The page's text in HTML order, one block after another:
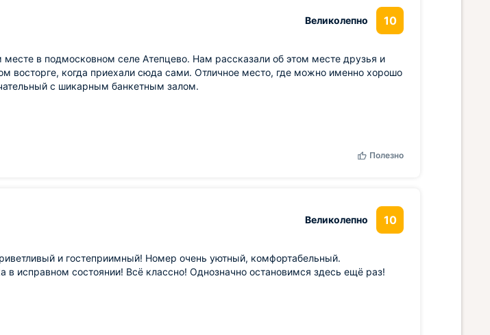
Великолепно 10
месте в подмосковном селе Атепцево. Нам рассказали об этом месте друзья и
восторге, когда приехали сюда сами. Отличное место, где можно именно хорошо
с шикарным банкетным залом.
Полезно
Великолепно 10
и гостеприимный! Номер очень уютный, комфортабельный.
в исправном состоянии! Всё классно! Однозначно остановимся здесь ещё раз!